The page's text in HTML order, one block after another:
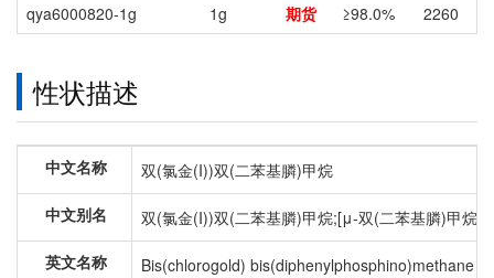
qya6000820-1g
1g 期货 ≥98.0% 2260
性状描述
中文名称
双(氯金(I))双(二苯基膦)甲烷
中文别名
双(氯金(I))双(二苯基膦)甲烷;[μ-双(二苯基膦)甲烷]
英文名称
Bis(chlorogold) bis(diphenylphosphino)methane